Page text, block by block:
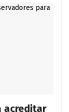
acreditar